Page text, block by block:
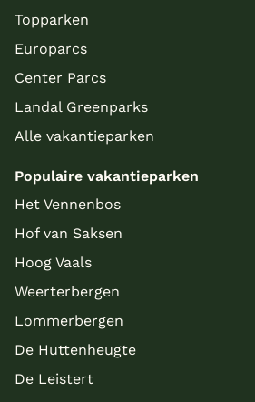
Topparken
Europarcs
Center Parcs
Landal Greenparks
Alle vakantieparken
Populaire vakantieparken
Het Vennenbos
Hof van Saksen
Hoog Vaals
Weerterbergen
Lommerbergen
De Huttenheugte
De Leistert